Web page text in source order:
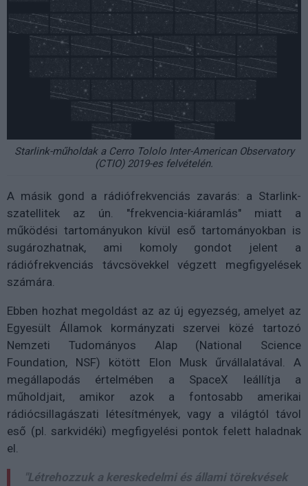
Starlink-műholdak a Cerro Tololo Inter-American Observatory
(CTIO) 2019-es felvételén.
A másik gond a rádiófrekvenciás zavarás: a Starlink-
szatellitek az ún. "frekvencia-kiáramlás" miatt a
működési tartományukon kívül eső tartományokban is
sugározhatnak, ami komoly gondot jelent a
rádiófrekvenciás távcsövekkel végzett megfigyelések
számára.
Ebben hozhat megoldást az az új egyezség, amelyet az
Egyesült Államok kormányzati szervei közé tartozó
Nemzeti Tudományos Alap (National Science
Foundation, NSF) kötött Elon Musk űrvállalatával. A
megállapodás értelmében a SpaceX leállítja a
műholdjait, amikor azok a fontosabb amerikai
rádiócsillagászati létesítmények, vagy a világtól távol
eső (pl. sarkvidéki) megfigyelési pontok felett haladnak
el.
"Létrehozzuk a kereskedelmi és állami törekvések